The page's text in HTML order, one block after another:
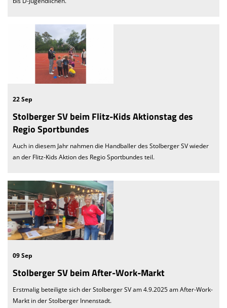
22 Sep
Stolberger SV beim Flitz-Kids Aktionstag des
Regio Sportbundes
Auch in diesem Jahr nahmen die Handballer des Stolberger SV wieder
an der Flitz-Kids Aktion des Regio Sportbundes teil.
09 Sep
Stolberger SV beim After-Work-Markt
Erstmalig beteiligte sich der Stolberger SV am 4.9.2025 am After-Work-
Markt in der Stolberger Innenstadt.